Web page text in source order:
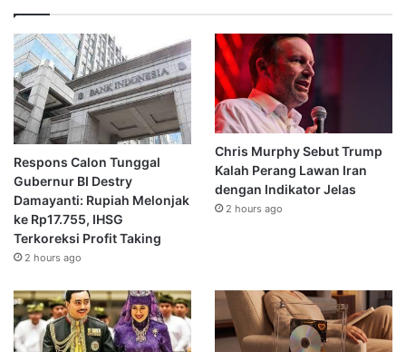
Respons Calon Tunggal
Gubernur BI Destry
Damayanti: Rupiah Melonjak
ke Rp17.755, IHSG
Terkoreksi Profit Taking
2 hours ago
Chris Murphy Sebut Trump
Kalah Perang Lawan Iran
dengan Indikator Jelas
2 hours ago